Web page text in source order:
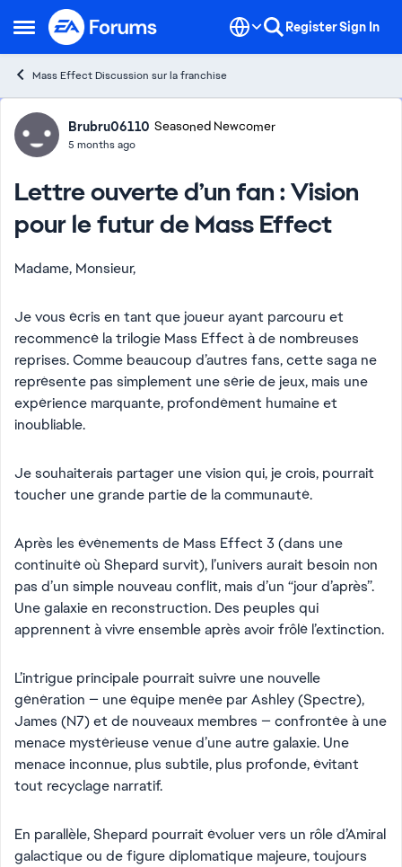
Open Side Menu
Skip to content RegisterSign In
Mass Effect Discussion sur la franchise
Forum Discussion
Brubru06110 Seasoned Newcomer
5 months ago
Lettre ouverte d’un fan : Vision
pour le futur de Mass Effect
Madame, Monsieur,
Je vous écris en tant que joueur ayant parcouru et
recommencé la trilogie Mass Effect à de nombreuses
reprises. Comme beaucoup d’autres fans, cette saga ne
représente pas simplement une série de jeux, mais une
expérience marquante, profondément humaine et
inoubliable.
Je souhaiterais partager une vision qui, je crois, pourrait
toucher une grande partie de la communauté.
Après les événements de Mass Effect 3 (dans une
continuité où Shepard survit), l’univers aurait besoin non
pas d’un simple nouveau conflit, mais d’un “jour d’après”.
Une galaxie en reconstruction. Des peuples qui
apprennent à vivre ensemble après avoir frôlé l’extinction.
L’intrigue principale pourrait suivre une nouvelle
génération — une équipe menée par Ashley (Spectre),
James (N7) et de nouveaux membres — confrontée à une
menace mystérieuse venue d’une autre galaxie. Une
menace inconnue, plus subtile, plus profonde, évitant
tout recyclage narratif.
En parallèle, Shepard pourrait évoluer vers un rôle d’Amiral
galactique ou de figure diplomatique majeure, toujours